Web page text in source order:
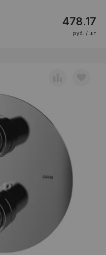
478.17
руб. / шт